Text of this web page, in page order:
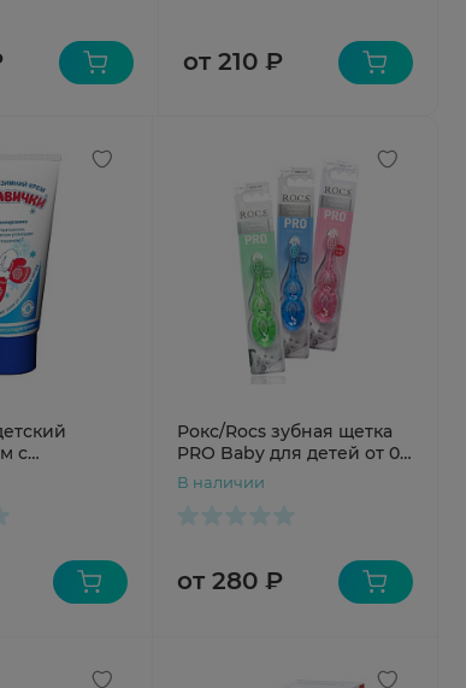
от 210 ₽
с
экстрактом
Рокс/Rocs зубная щетка
PRO Baby для детей от 0
до 3 лет
В наличии
от 280 ₽